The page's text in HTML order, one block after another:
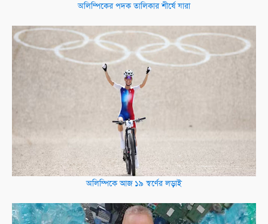
অলিম্পিকের পদক তালিকার শীর্ষে যারা
অলিম্পিকে আজ ১৯ স্বর্ণের লড়াই